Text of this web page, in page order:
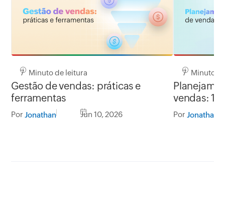
7 Minuto de leitura
Gestão de vendas: práticas e
ferramentas
Por Jonathan Jun 10, 2026
7 Minuto
vendas: 10
Por Jonathan